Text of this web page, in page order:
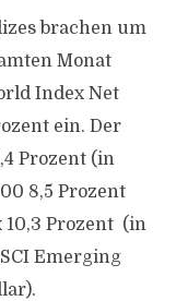
brachen um
Monat
Index Net
ein. Der
Prozent (in
8,5 Prozent
10,3 Prozent (in
Emerging